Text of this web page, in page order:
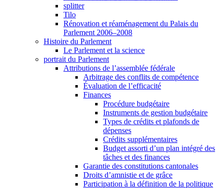
splitter
Tilo
Rénovation et réaménagement du Palais du
Parlement 2006–2008
Histoire du Parlement
Le Parlement et la science
portrait du Parlement
Attributions de l’assemblée fédérale
Arbitrage des conflits de compétence
Évaluation de l’efficacité
Finances
Procédure budgétaire
Instruments de gestion budgétaire
Types de crédits et plafonds de
dépenses
Crédits supplémentaires
Budget assorti d’un plan intégré des
tâches et des finances
Garantie des constitutions cantonales
Droits d’amnistie et de grâce
Participation à la définition de la politique